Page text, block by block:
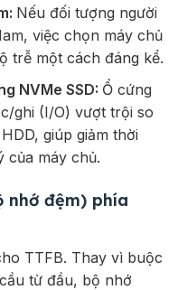
Nếu đối tượng người
việc chọn máy chủ
trễ một cách đáng kể.
NVMe SSD: Ổ cứng
ghi (I/O) vượt trội so
giúp giảm thời
của máy chủ.
nhớ đệm) phía
TTFB. Thay vì buộc
từ đầu, bộ nhớ